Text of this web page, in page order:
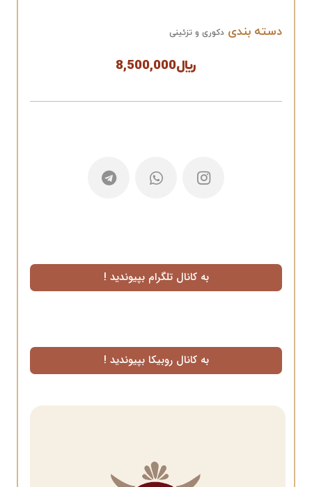
دسته بندی دکوری و تزئینی
﷼8,500,000
به کانال تلگرام بپیوندید !
به کانال روبیکا بپیوندید !